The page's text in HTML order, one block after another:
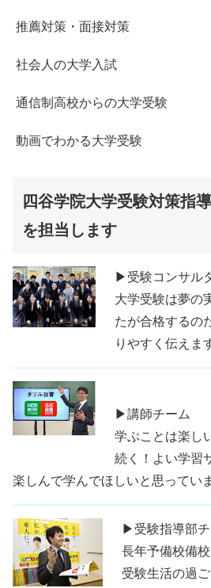
推薦対策・面接対策
社会人の大学入試
通信制高校からの大学受験
動画でわかる大学受験
四谷学院大学受験対策指
を担当します
▶受験コンサル
大学受験は夢の
たが合格するの
りやすく伝えま
▶講師チーム
学ぶことは楽
続く！よい学習
楽しんで学んでほしいと思ってい
▶受験指導部チ
長年予備校備
受験生活の過